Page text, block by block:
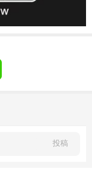
投稿